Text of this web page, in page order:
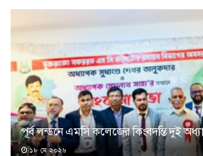
পূর্ব লন্ডনে এমসি কলেজের কিংবদন্তি দুই
১৮ মে ২০২৬